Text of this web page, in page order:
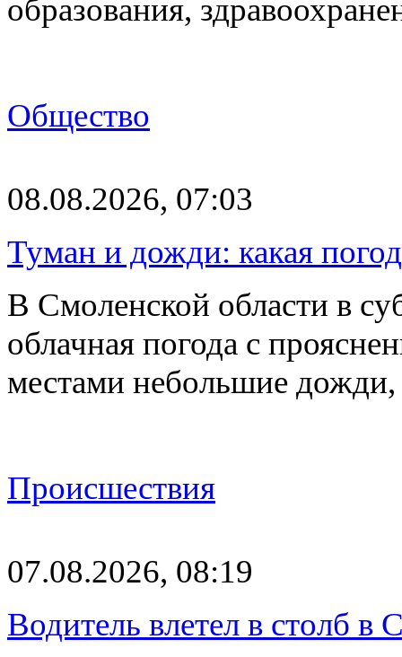
образования,
Общество
08.08.2026, 07:03
Туман и дожди: какая
В Смоленской области в
облачная погода с
местами небольшие
Происшествия
07.08.2026, 08:19
Водитель влетел в столб в